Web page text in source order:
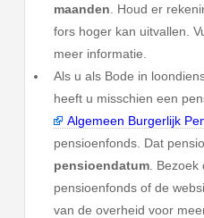
maanden . Houd er
fors hoger kan uitvallen.
meer informatie.
Als u als Bode in
heeft u misschien een
Algemeen Burgerlijk
pensioenfonds. Dat
pensioendatum. Bezoek
pensioenfonds of de
van de overheid voor